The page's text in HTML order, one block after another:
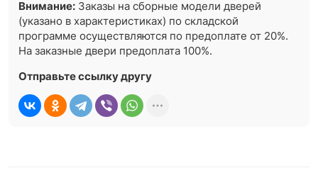
Внимание: Заказы на сборные модели дверей
(указано в характеристиках) по складской
программе осуществляются по предоплате от 20%.
На заказные двери предоплата 100%.
Отправьте ссылку другу